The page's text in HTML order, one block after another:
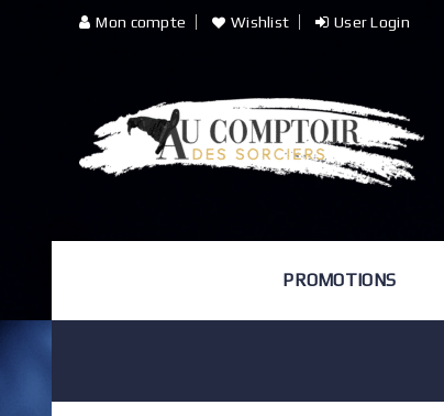
Mon compte Wishlist User Login
PROMOTIONS